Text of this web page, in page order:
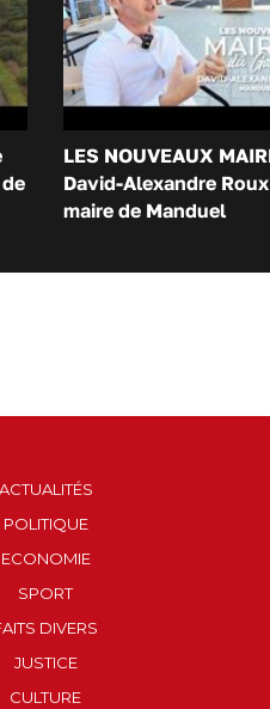
LES NOUVEAUX
David-Alexandre
maire de Manduel
ACTUALITÉS
POLITIQUE
ECONOMIE
SPORT
DIVERS
JUSTICE
CULTURE